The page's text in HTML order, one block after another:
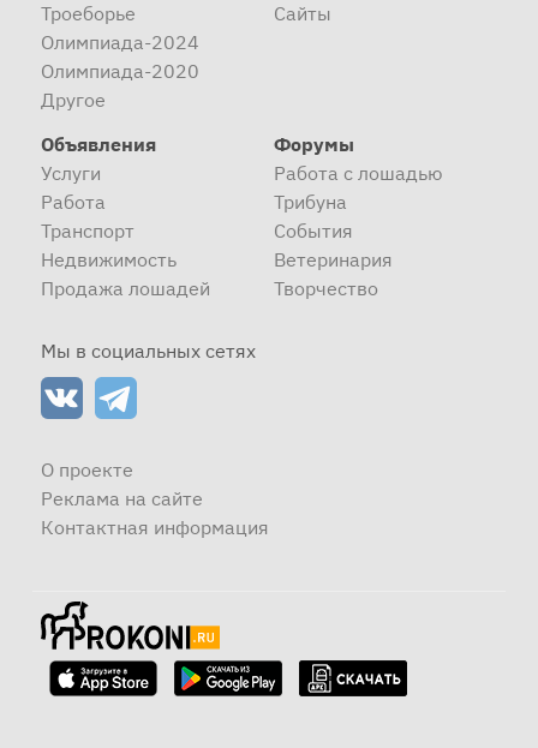
Троеборье
Олимпиада-2024
Олимпиада-2020
Другое
Сайты
Объявления
Услуги
Работа
Транспорт
Недвижимость
Продажа лошадей
Форумы
Работа с лошадью
Трибуна
События
Ветеринария
Творчество
Мы в социальных сетях
О проекте
Реклама на сайте
Контактная информация